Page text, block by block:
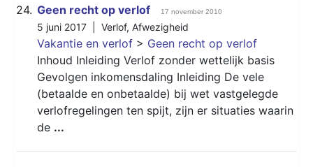
24. Geen recht op verlof 17 november 2010
5 juni 2017 | Verlof, Afwezigheid
Vakantie en verlof > Geen recht op verlof
Inhoud Inleiding Verlof zonder wettelijk basis
Gevolgen inkomensdaling Inleiding De vele
(betaalde en onbetaalde) bij wet vastgelegde
verlofregelingen ten spijt, zijn er situaties waarin
de ...